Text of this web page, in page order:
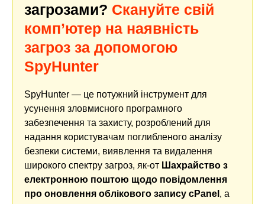
загрозами? Скануйте свій
комп’ютер на наявність
загроз за допомогою
SpyHunter
SpyHunter — це потужний інструмент для
усунення зловмисного програмного
забезпечення та захисту, розроблений для
надання користувачам поглибленого аналізу
безпеки системи, виявлення та видалення
широкого спектру загроз, як-от Шахрайство з
електронною поштою щодо повідомлення
про оновлення облікового запису cPanel , а